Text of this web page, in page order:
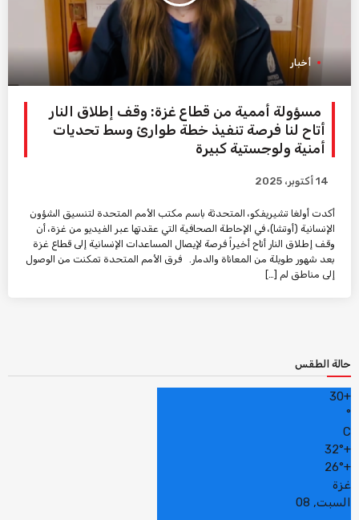
أخبار
مسؤولة أممية من قطاع غزة: وقف إطلاق النار
أتاح لنا فرصة تنفيذ خطة طوارئ وسط تحديات
أمنية ولوجستية كبيرة
14 أكتوبر، 2025
أكدت أولغا تشيريفكو، المتحدثة باسم مكتب الأمم المتحدة لتنسيق الشؤون
الإنسانية (أوتشا)، في الإحاطة الصحافية التي عقدتها عبر الفيديو من غزة، أن
وقف إطلاق النار أتاح أخيراً فرصة لإيصال المساعدات الإنسانية إلى قطاع غزة
بعد شهور طويلة من المعاناة والدمار. فرق الأمم المتحدة تمكنت من الوصول
إلى مناطق لم […]
حالة الطقس
+
30
°
C
+
32°
+
26°
غزة
السبت, 08